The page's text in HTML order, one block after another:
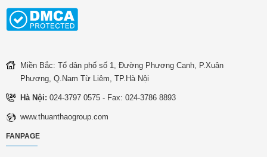
Miền Bắc: Tổ dân phố số 1, Đường Phương Canh, P.Xuân
Phương, Q.Nam Từ Liêm, TP.Hà Nội
Hà Nội: 024-3797 0575 - Fax: 024-3786 8893
www.thuanthaogroup.com
FANPAGE